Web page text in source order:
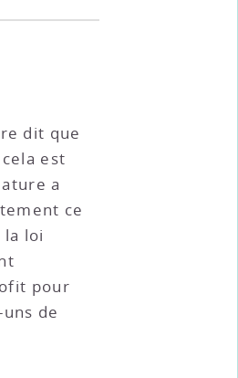
dit que
est
a
ce
la loi
pour
de